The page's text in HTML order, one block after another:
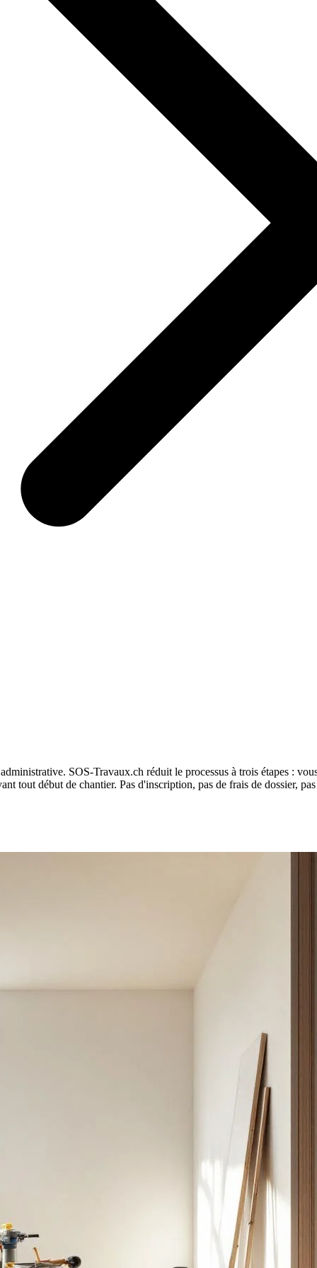
SOS-Travaux.ch réduit le processus à trois étapes :
tout début de chantier. Pas d'inscription, pas de frais de dossier,